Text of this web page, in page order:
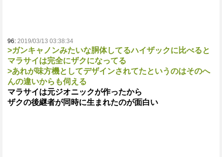
96: 2019/03/13 03:38:34
>ガンキャノンみたいな胴体してるハイザックに比べると
マラサイは完全にザクになってる
>あれが味方機としてデザインされてたというのはそのへ
んの違いからも伺える
マラサイは元ジオニックが作ったから
ザクの後継者が同時に生まれたのが面白い